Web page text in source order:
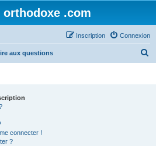
.com
Connexion
Inscription
aux questions
connecter !
?